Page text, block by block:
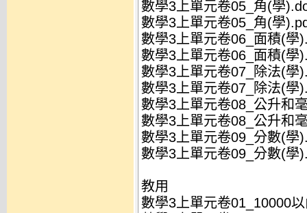
數學3上單元卷05_角(學
數學3上單元卷05_角(學
數學3上單元卷06_面積(學
數學3上單元卷06_面積(學
數學3上單元卷07_除法(學
數學3上單元卷07_除法(學
數學3上單元卷08_公升和
數學3上單元卷08_公升和
數學3上單元卷09_分數(學
數學3上單元卷09_分數(學
教用
數學3上單元卷01_10000